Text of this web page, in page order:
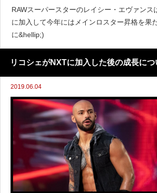
RAWスーパースターのレイシー・エヴァンス
に加入して今年にはメインロスター昇格を果
に&hellip;)
リコシェがNXTに加入した後の成長につ
2019.06.04